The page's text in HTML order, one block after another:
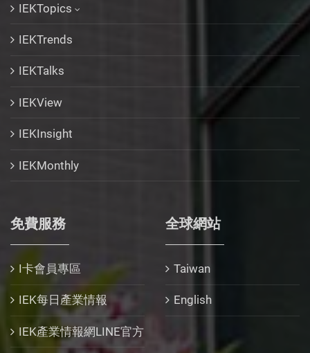
IEKTopics
IEKTrends
IEKTalks
IEKView
IEKInsight
IEKMonthly
免費服務
I卡會員專區
IEK每日產業情報
IEK產業情報網LINE官方
全球網站
Taiwan
English